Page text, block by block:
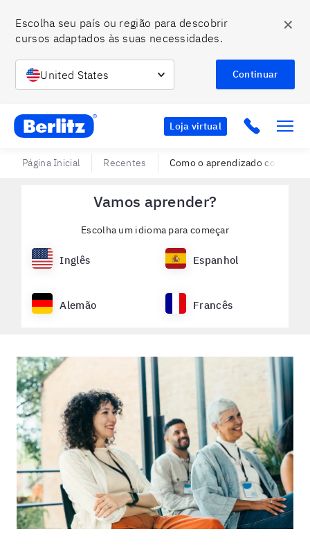
Escolha seu país ou região para descobrir
cursos adaptados às suas necessidades.
United States Continuar
✕
Berlitz BR Loja virtual Click to
Página Inicial Recentes Como o aprendizado contínuo
Vamos aprender?
Escolha um idioma para começar
Inglês Espanhol
Alemão Francês